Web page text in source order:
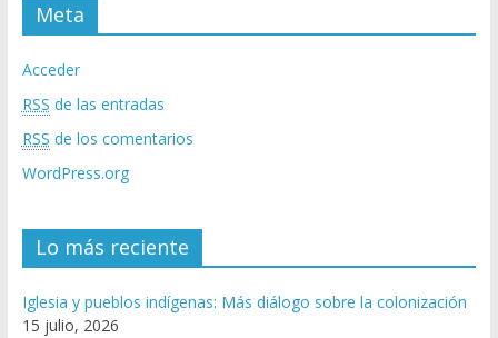
Meta
Acceder
RSS de las entradas
RSS de los comentarios
WordPress.org
Lo más reciente
Iglesia y pueblos indígenas: Más diálogo sobre la colonización
15 julio, 2026